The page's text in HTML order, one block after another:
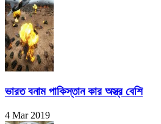
ভারত বনাম পাকিস্তান কার অস্ত্র বেশি
4 Mar 2019